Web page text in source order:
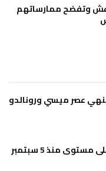
وتفضح ممارساتهم
عصر ميسي ورونالدو
أسعار النفط تصعد إلى أعلى مستوى منذ 5 سبتمبر